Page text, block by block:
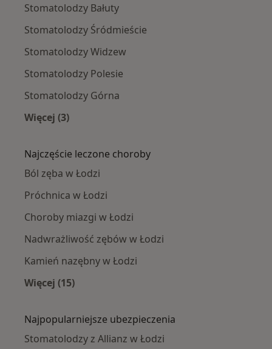
Stomatolodzy Bałuty
Stomatolodzy Śródmieście
Stomatolodzy Widzew
Stomatolodzy Polesie
Stomatolodzy Górna
Więcej (3)
Najczęście leczone choroby
Ból zęba w Łodzi
Próchnica w Łodzi
Choroby miazgi w Łodzi
Nadwrażliwość zębów w Łodzi
Kamień nazębny w Łodzi
Więcej (15)
Najpopularniejsze ubezpieczenia
Stomatolodzy z Allianz w Łodzi